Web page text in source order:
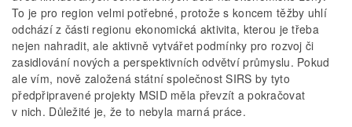
To je pro region velmi potřebné, protože s koncem těžby uhlí
odchází z části regio­nu ekonomická aktivita, kterou je třeba
nejen nahradit, ale aktivně vytvářet podmínky pro rozvoj či
zasidlování nových a perspektivních odvětví průmyslu. Pokud
ale vím, nově založená státní společnost SIRS by tyto
předpřipravené projekty MSID měla převzít a pokračovat
v nich. Důležité je, že to nebyla marná práce.